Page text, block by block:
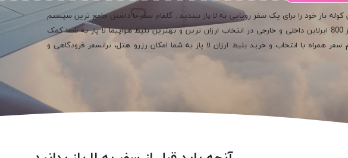
کوله بار خود را برای یک سفر رویایی به لا پاز ببندید . گلفام سفر با داشتن جامع ترین سیستم
رزرواسیون آنلاین و دارنده بیش از 800 ایرلاین داخلی و خارجی در انتخاب ارزان ترین و بهترین بلیط هواپیما لا پاز به شما کمک
سفر همراه با انتخاب و خرید بلیط ارزان لا پاز به شما امکان رزرو هتل، ترانسفر فرودگاهی و